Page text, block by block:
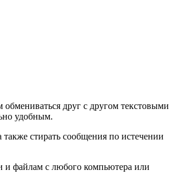
обмениваться друг с другом текстовыми
удобным.
стирать сообщения по истечении
и файлам с любого компьютера или